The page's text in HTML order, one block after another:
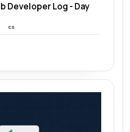
Developer Log - Day
cs